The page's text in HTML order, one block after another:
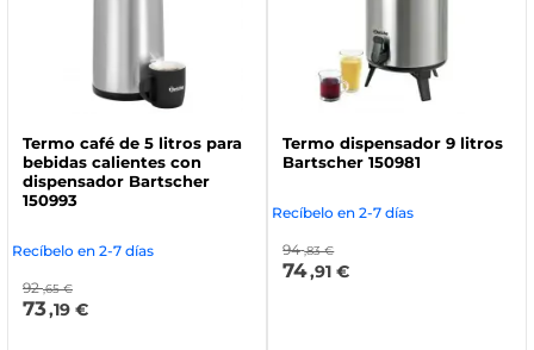
Termo café de 5 litros para
bebidas calientes con
dispensador Bartscher
150993
Recíbelo en 2-7 días
92 ,65 €
73,19 €
Termo dispensador 9 litros
Bartscher 150981
Recíbelo en 2-7 días
94 ,83 €
74,91 €